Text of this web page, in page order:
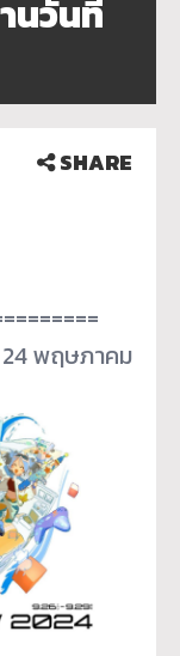
นวันที่
SHARE
====
พฤษภาคม